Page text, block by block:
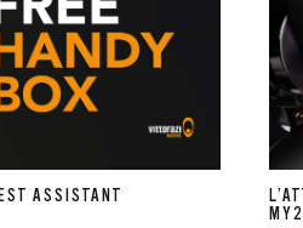
ASSISTANT